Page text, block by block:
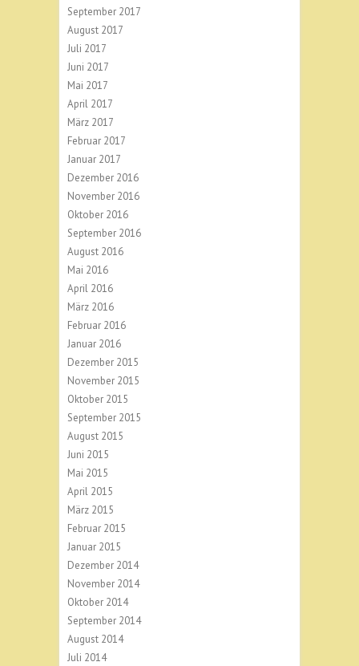
September 2017
August 2017
Juli 2017
Juni 2017
Mai 2017
April 2017
März 2017
Februar 2017
Januar 2017
Dezember 2016
November 2016
Oktober 2016
September 2016
August 2016
Mai 2016
April 2016
März 2016
Februar 2016
Januar 2016
Dezember 2015
November 2015
Oktober 2015
September 2015
August 2015
Juni 2015
Mai 2015
April 2015
März 2015
Februar 2015
Januar 2015
Dezember 2014
November 2014
Oktober 2014
September 2014
August 2014
Juli 2014